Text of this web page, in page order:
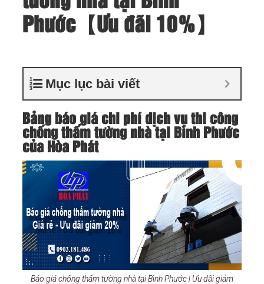
Phước【Ưu đãi 10%】
Mục lục bài viết
Bảng báo giá chi phí dịch vụ thi công
chống thấm tường nhà tại Bình Phước
của Hòa Phát
Báo giá chống thấm tường nhà tại Bình Phước | Ưu đãi giảm